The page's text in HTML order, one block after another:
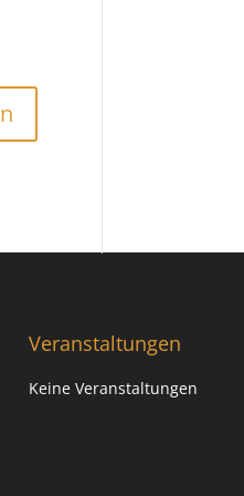
Veranstaltungen
Keine Veranstaltungen